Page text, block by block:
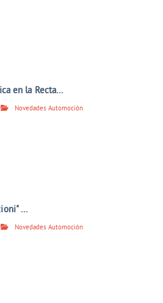
en la Recta...
Novedades Automoción
...
Novedades Automoción